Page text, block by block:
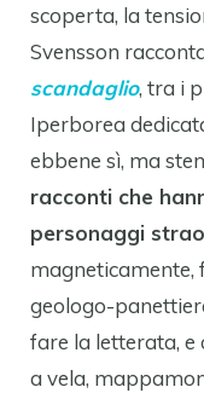
scoperta, la
Svensson
scandaglio, tra i
Iperborea
ebbene sì, ma
racconti che
personaggi
magneticamente,
geologo-
fare la letterata, e
a vela,